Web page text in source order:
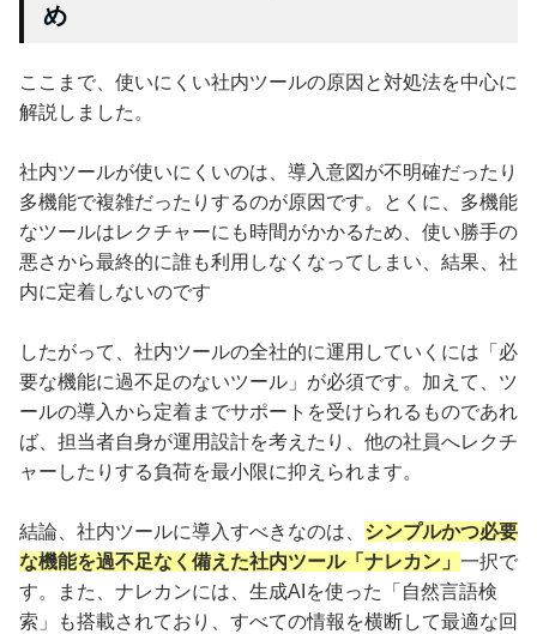
め
ここまで、使いにくい社内ツールの原因と対処法を中心に
解説しました。
社内ツールが使いにくいのは、導入意図が不明確だったり
多機能で複雑だったりするのが原因です。とくに、多機能
なツールはレクチャーにも時間がかかるため、使い勝手の
悪さから最終的に誰も利用しなくなってしまい、結果、社
内に定着しないのです
したがって、社内ツールの全社的に運用していくには「必
要な機能に過不足のないツール」が必須です。加えて、ツ
ールの導入から定着までサポートを受けられるものであれ
ば、担当者自身が運用設計を考えたり、他の社員へレクチ
ャーしたりする負荷を最小限に抑えられます。
結論、社内ツールに導入すべきなのは、 シンプルかつ必要
な機能を過不足なく備えた社内ツール「ナレカン」 一択で
す。また、ナレカンには、生成AIを使った「自然言語検
索」も搭載されており、すべての情報を横断して最適な回